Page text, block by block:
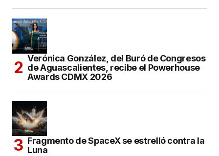
Verónica González, del Buró de Congresos
de Aguascalientes, recibe el Powerhouse
Awards CDMX 2026
Fragmento de SpaceX se estrelló contra la
Luna